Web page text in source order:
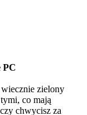
PC
zielony
co mają
chwycisz za